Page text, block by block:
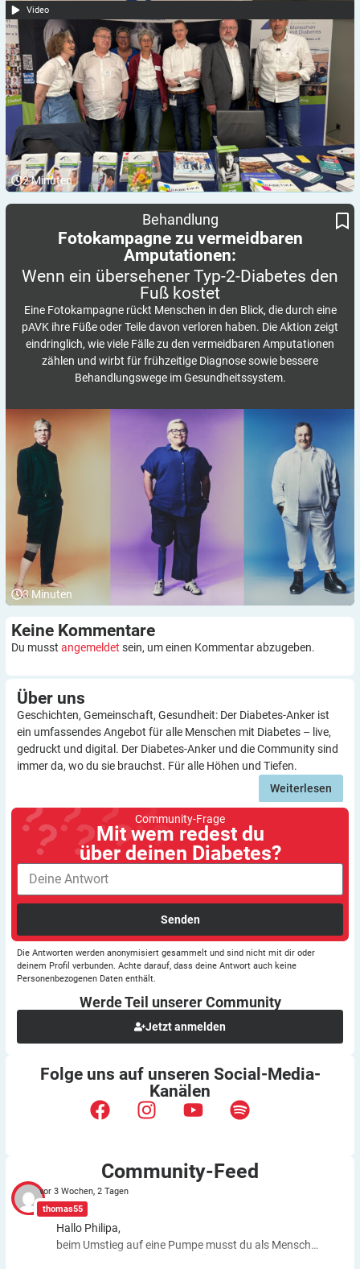
2Minuten
Video
Behandlung
Fotokampagne zu vermeidbaren
Amputationen:
Wenn ein übersehener Typ-2-Diabetes den
Fuß kostet
Eine Fotokampagne rückt Menschen in den Blick, die durch eine
pAVK ihre Füße oder Teile davon verloren haben. Die Aktion zeigt
eindringlich, wie viele Fälle zu den vermeidbaren Amputationen
zählen und wirbt für frühzeitige Diagnose sowie bessere
Behandlungswege im Gesundheitssystem.
3 Minuten
Keine Kommentare
Du musst angemeldet sein, um einen Kommentar abzugeben.
Über uns
Geschichten, Gemeinschaft, Gesundheit: Der Diabetes-Anker ist
ein umfassendes Angebot für alle Menschen mit Diabetes – live,
gedruckt und digital. Der Diabetes-Anker und die Community sind
immer da, wo du sie brauchst. Für alle Höhen und Tiefen.
Weiterlesen
Community-Frage
Mit wem redest du
über deinen Diabetes?
Senden
Die Antworten werden anonymisiert gesammelt und sind nicht mit dir oder
deinem Profil verbunden. Achte darauf, dass deine Antwort auch keine
Personenbezogenen Daten enthält.
Werde Teil unserer Community
Jetzt anmelden
Folge uns auf unseren Social-Media-
Kanälen
Community-Feed
thomas55
vor 3 Wochen, 2 Tagen
Hallo Philipa,
beim Umstieg auf eine Pumpe musst du als Mensch